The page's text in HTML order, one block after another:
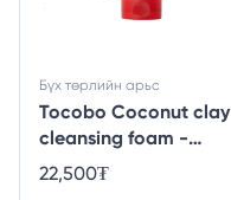
Tocobo Coconut clay
cleansing foam -
150ml
Бүх төрлийн арьс
22,500₮